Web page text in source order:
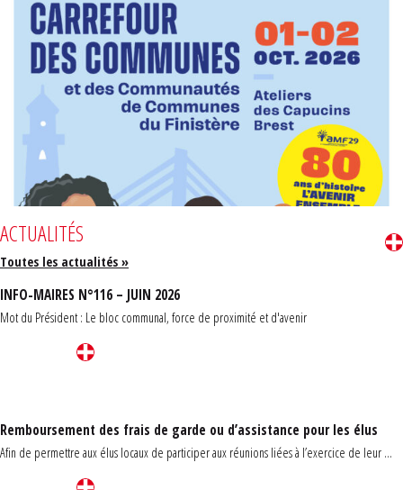
ACTUALITÉS
Toutes les actualités »
INFO-MAIRES N°116 – JUIN 2026
Mot du Président : Le bloc communal, force de proximité et d'avenir
Remboursement des frais de garde ou d’assistance pour les élus
Afin de permettre aux élus locaux de participer aux réunions liées à l’exercice de leur ...